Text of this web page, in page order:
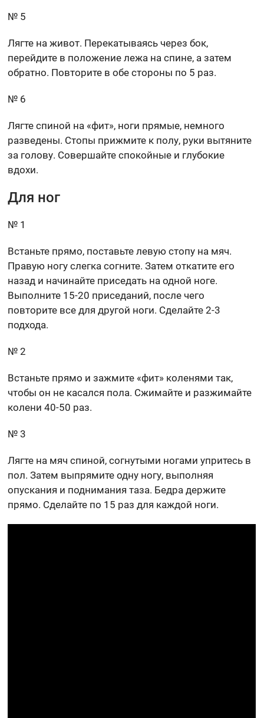
№ 5
Лягте на живот. Перекатываясь через бок,
перейдите в положение лежа на спине, а затем
обратно. Повторите в обе стороны по 5 раз.
№ 6
Лягте спиной на «фит», ноги прямые, немного
разведены. Стопы прижмите к полу, руки вытяните
за голову. Совершайте спокойные и глубокие
вдохи.
Для ног
№ 1
Встаньте прямо, поставьте левую стопу на мяч.
Правую ногу слегка согните. Затем откатите его
назад и начинайте приседать на одной ноге.
Выполните 15-20 приседаний, после чего
повторите все для другой ноги. Сделайте 2-3
подхода.
№ 2
Встаньте прямо и зажмите «фит» коленями так,
чтобы он не касался пола. Сжимайте и разжимайте
колени 40-50 раз.
№ 3
Лягте на мяч спиной, согнутыми ногами упритесь в
пол. Затем выпрямите одну ногу, выполняя
опускания и поднимания таза. Бедра держите
прямо. Сделайте по 15 раз для каждой ноги.